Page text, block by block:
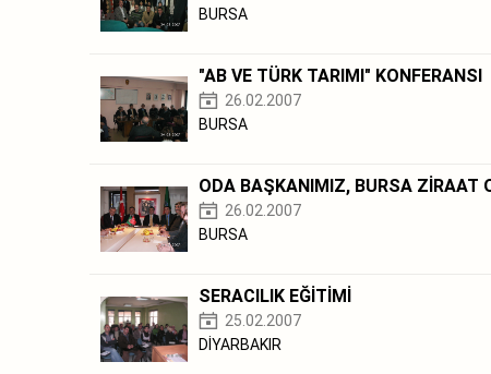
BURSA
"AB VE TÜRK TARIMI" KONFERANSI
26.02.2007
BURSA
ODA BAŞKANIMIZ, BURSA ZİRAAT
26.02.2007
BURSA
SERACILIK EĞİTİMİ
25.02.2007
DİYARBAKIR